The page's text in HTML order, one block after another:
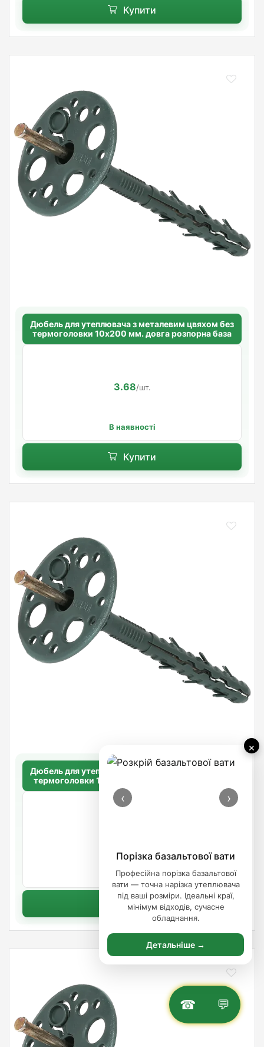
☎ 💬
×
‹ ›
Порізка базальтової вати
Професійна порізка базальтової
вати — точна нарізка утеплювача
під ваші розміри. Ідеальні краї,
мінімум відходів, сучасне
обладнання.
Детальніше →
Купити
Дюбель для утеплювача з металевим цвяхом без
термоголовки 10х200 мм. довга розпорна база
3.68/шт.
В наявності
Купити
Дюбель для утеплювача з металевим цвяхом без
термоголовки 10х180 мм. довга розпорна база
В наявності
Купити